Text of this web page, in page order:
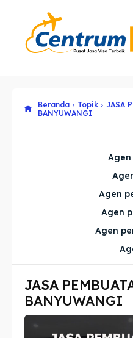
Explore our
Imta
Legalisir
Explore our
Imta
Legalisir
Beranda Topik
JASA
BANYUWANGI
Agen
Agen
Agen
JASA
BANYUWANGI